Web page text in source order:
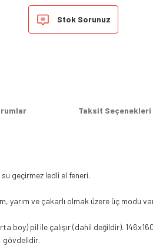
Stok Sorunuz
Taksit Seçenekleri
geçirmez ledli el feneri.
yarım ve çakarlı olmak üzere üç modu
boy) pil ile çalışır (dahil değildir).
gövdelidir.